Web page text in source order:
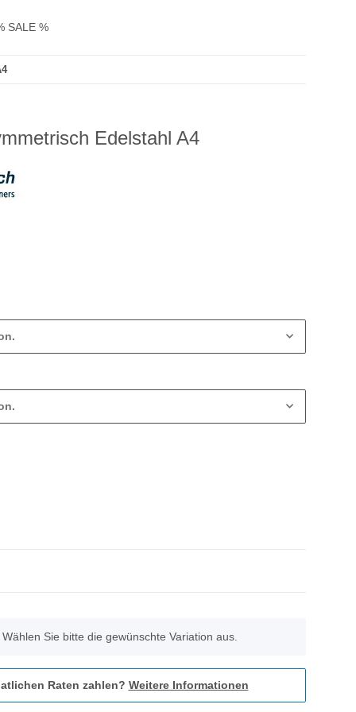
SALE %
Edelstahl A4
Sie bitte die gewünschte Variation aus.
Raten zahlen? Weitere Informationen